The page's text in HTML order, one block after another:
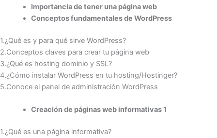
Importancia de tener una página web
Conceptos fundamentales de WordPress
1.¿Qué es y para qué sirve WordPress?
2.Conceptos claves para crear tu página web
3.¿Qué es hosting dominio y SSL?
4.¿Cómo instalar WordPress en tu hosting/Hostinger?
5.Conoce el panel de administración WordPress
Creación de páginas web informativas 1
1.¿Qué es una página informativa?